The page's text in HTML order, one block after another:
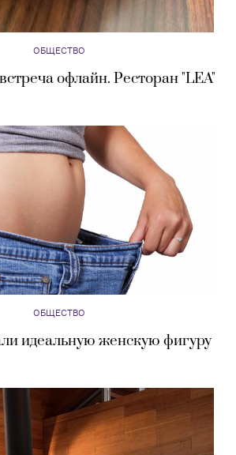
ОБЩЕСТВО
офлайн. Ресторан "LEA"
ОБЩЕСТВО
идеальную женскую фигуру